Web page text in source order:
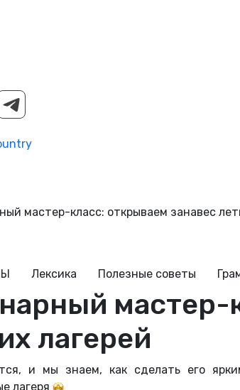
мастер-класс: открываем занавес
Лексика Полезные советы
мастер-
лагерей
и мы знаем, как сделать его
лагеря